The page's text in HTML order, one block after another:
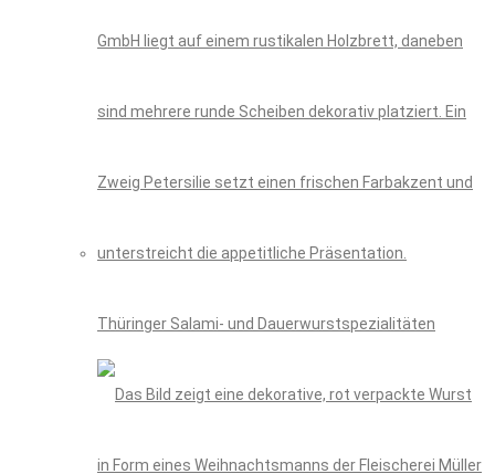
Thüringer Salami- und Dauerwurstspezialitäten